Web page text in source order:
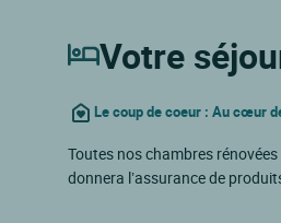
Votre
Le coup de coeur : Au cœur
Toutes nos chambres
donnera l’assurance de